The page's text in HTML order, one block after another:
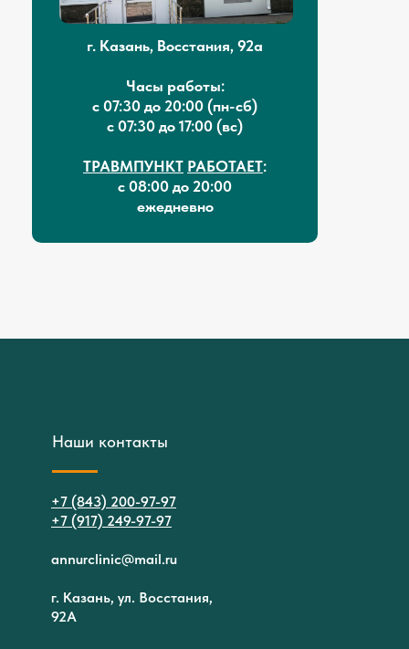
г. Казань, Восстания, 92а
Часы работы:
с 07:30 до 20:00 (пн-сб)
с 07:30 до 17:00 (вс)
ТРАВМПУНКТ РАБОТАЕТ:
с 08:00 до 20:00
ежедневно
Наши контакты
+7 (843) 200-97-97
+7 (917) 249-97-97
annurclinic@mail.ru
г. Казань, ул. Восстания,
92А